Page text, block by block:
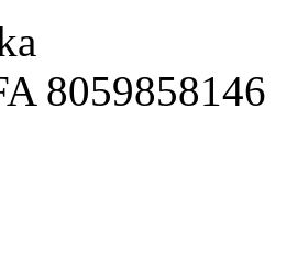
8059858146